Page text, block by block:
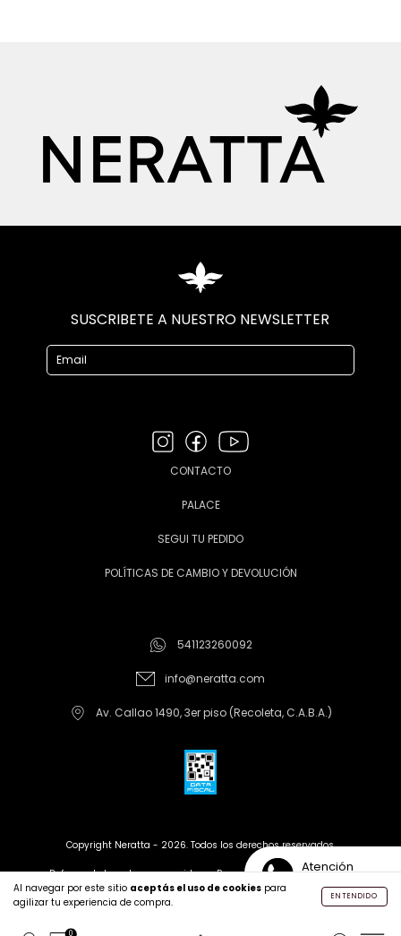
Al navegar por este sitio aceptás el uso de cookies para
agilizar tu experiencia de compra.
ENTENDIDO
0
Atención
SUSCRIBETE A NUESTRO NEWSLETTER
CONTACTO
PALACE
SEGUI TU PEDIDO
POLÍTICAS DE CAMBIO Y DEVOLUCIÓN
541123260092
info@neratta.com
Av. Callao 1490, 3er piso (Recoleta, C.A.B.A.)
Copyright Neratta - 2026. Todos los derechos reservados.
Defensa de las y los consumidores. Para reclamosingrese aquí
Creado con tiendanube | Desarrollado por Leren